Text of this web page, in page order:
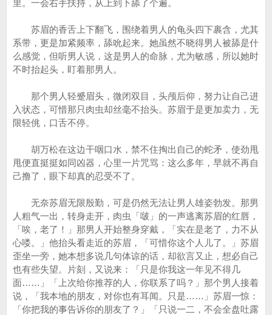
里。一会右手扶持，从上到下舔了个遍。
苏眉的香舌上下翻飞，围绕着男人的龟头四下裹含，尤其
系带，更是加紧频率，舔吮起来。她虽然不晓得男人被舔是什
么感觉，但听男人说，这是男人的命脉，尤为敏感，所以她时
不时抬起头，盯着那男人。
那个男人轻蹙眉头，微闭双目，头颅后仰，努力让自己进
入状态，可惜那只肉虫却丝毫不抬头。苏眉于是更加卖力，无
限轻佻，口舌不停。
胡万松在这边干咽口水，禁不住掏出自己的蛇矛，使劲甩
甩便直挺挺如同凶器，心里一片咒骂：这么多年，早就不再自
己撸了，眼下却真的忍受不了。
无奈苏眉无限殷勤，可是仍然无法让男人雄姿勃发。那男
人粗气一出，转身走开，肉虫「啵」的一声逃离苏眉的红唇，
「唉，老了！」那男人开始整身穿戴，「实在是老了，力不从
心喽。」他抬头看走近的苏眉，「可惜你这个人儿了。」苏眉
歪坐一旁，她本想多说几句体谅的话，却欲言又止，想必自己
也有些失望。片刻，又说来：「只是你我这一年见不得几
面……」「上次给你推荐的人，你联系了吗？」那个男人接着
说，「我本地的朋友，对你也有耳闻。只是……」苏眉一惊：
「你把我的事告诉你的朋友了？」「只说一二，不会全盘吐露